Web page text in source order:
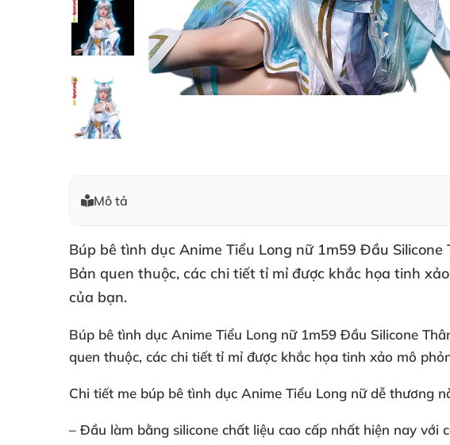
Mô tả
Búp bê tình dục Anime Tiểu Long nữ 1m59 Đầu
Bản quen thuộc, các chi tiết tỉ mỉ được khắc họa tinh
của bạn.
Búp bê tình dục Anime Tiểu Long nữ 1m59 Đầu Silicone
quen thuộc, các chi tiết tỉ mỉ được khắc họa tinh xảo mô
Chi tiết me búp bê tình dục Anime Tiểu Long nữ dễ thương
– Đầu làm bằng silicone chất liệu cao cấp nhất hiện nay